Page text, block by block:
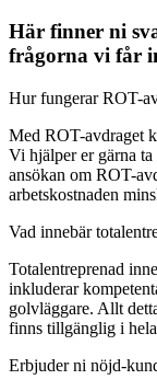
Här finner ni
frågorna vi får
Hur fungerar ROT-
Med ROT-avdraget
Vi hjälper er gärna
ansökan om ROT-
arbetskostnaden
Vad innebär
Totalentreprenad
inkluderar
golvläggare. Allt
finns tillgänglig i
Erbjuder ni nöjd-